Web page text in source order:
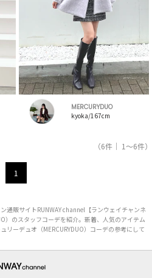
MERCURYDUO
kyoka/167cm
（6件｜ 1～6件）
1
通販サイトRUNWAY channel【ランウェイチャンネ
）のスタッフコーデを紹介。新着、人気のアイテム
リーデュオ（MERCURYDUO）コーデの参考にして